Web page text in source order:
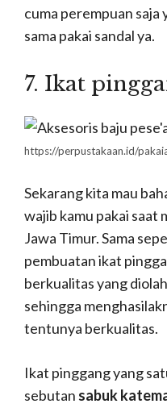
cuma perempuan saja
sama pakai sandal ya.
7. Ikat
https://perpustakaan.id/
Sekarang kita mau
wajib kamu pakai saat
Jawa Timur. Sama
pembuatan ikat
berkualitas yang
sehingga
tentunya berkualitas.
Ikat pinggang yang
sebutan sabuk